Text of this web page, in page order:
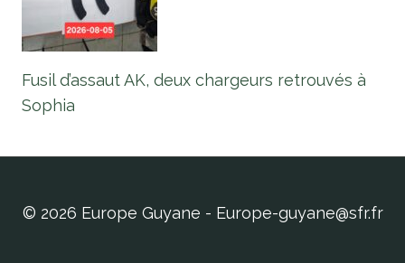
Fusil d’assaut AK, deux chargeurs retrouvés à
Sophia
© 2026 Europe Guyane - Europe-guyane@sfr.fr